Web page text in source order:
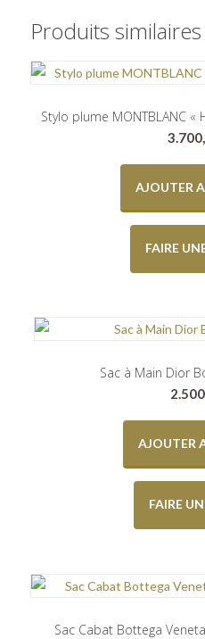
Produits similaires
Stylo plume MONTBLANC «
AJOUTER
FAIRE
Sac à Main Dior
AJOUTER
FAIRE
Sac Cabat Bottega